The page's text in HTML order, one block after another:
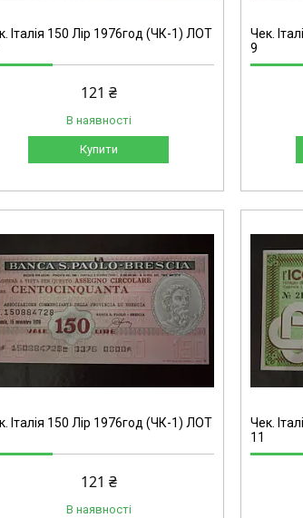
Італія 150 Лір 1976год (ЧК-1) ЛОТ
121 ₴
В наявності
Купити
Чек.
9
Італія 150 Лір 1976год (ЧК-1) ЛОТ
121 ₴
В наявності
Чек.
11